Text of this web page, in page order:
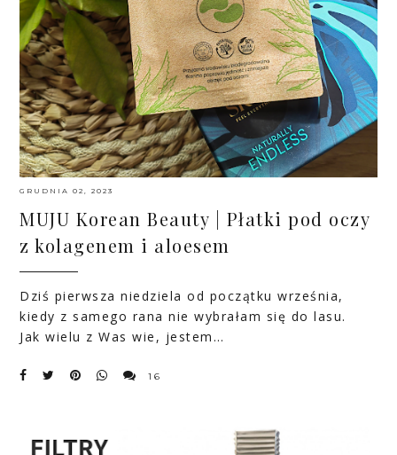
GRUDNIA 02, 2023
MUJU Korean Beauty | Płatki pod oczy
z kolagenem i aloesem
Dziś pierwsza niedziela od początku września,
kiedy z samego rana nie wybrałam się do lasu.
Jak wielu z Was wie, jestem…
16